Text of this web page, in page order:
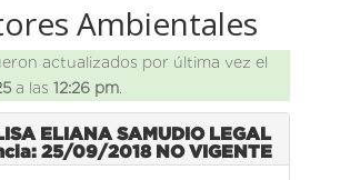
Ambientales
actualizados por última vez el
a las 12:26 pm.
ELIANA SAMUDIO LEGAL
25/09/2018 NO VIGENTE